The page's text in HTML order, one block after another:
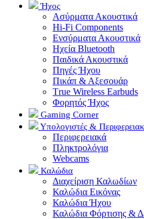
Ήχος
Ασύρματα Ακουστικά
Hi-Fi Components
Ενσύρματα Ακουστικά
Ηχεία Bluetooth
Παιδικά Ακουστικά
Πηγές Ήχου
Πικάπ & Αξεσουάρ
Τrue Wireless Earbuds
Φορητός Ήχος
Gaming Corner
Υπολογιστές &
Περιφερειακά
Πληκτρολόγια
Webcams
Καλώδια
Διαχείριση Καλωδίων
Καλώδια Εικόνας
Καλώδια Ήχου
Καλώδια Φόρτισης &